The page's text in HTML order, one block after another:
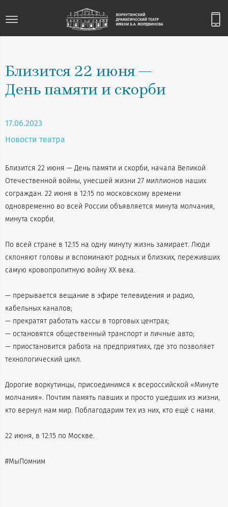
Близится 22 июня —
День памяти и скорби
17.06.2023
Новости театра
Близится 22 июня — День памяти и скорби, начала Великой
Отечественной войны, унесшей жизни 27 миллионов наших
сограждан. 22 июня в 12:15 по московскому времени
одновременно во всей России объявляется минута молчания,
минута скорби.
По всей стране в 12:15 на одну минуту жизнь замирает. Люди
склоняют головы и вспоминают родных и близких, переживших
самую кровопролитную войну XX века.
— прерывается вещание в эфире телевидения и радио,
кабельных каналов;
— прекратят работать кассы в торговых центрах;
— остановятся общественный транспорт и личные авто;
— приостановится работа на предприятиях, где это позволяет
технологический цикл.
Дорогие воркутинцы, присоединимся к всероссийской «Минуте
молчания». Почтим память павших и просто ушедших из жизни,
кто вернул нам мир. Поблагодарим тех из них, кто ещё с нами.
22 июня, в 12:15 по Москве.
#МыПомним